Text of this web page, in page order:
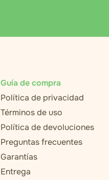
Guía de compra
Política de privacidad
Términos de uso
Política de devoluciones
Preguntas frecuentes
Garantías
Entrega